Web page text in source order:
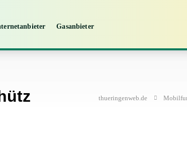
Gasanbieter
thueringenweb.de